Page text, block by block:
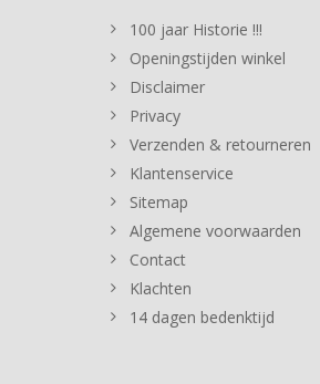
100 jaar Historie !!!
Openingstijden winkel
Disclaimer
Privacy
Verzenden & retourneren
Klantenservice
Sitemap
Algemene voorwaarden
Contact
Klachten
14 dagen bedenktijd